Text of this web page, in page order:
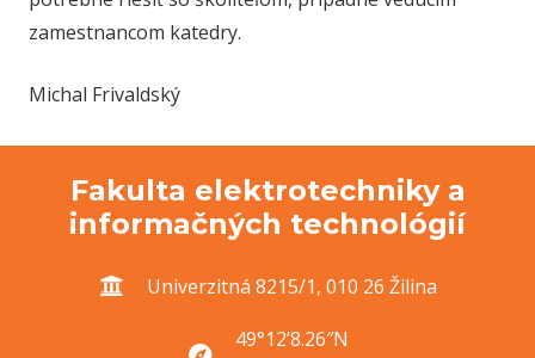
zamestnancom katedry.
Michal Frivaldský
Fakulta elektrotechniky a
informačných technológií
Univerzitná 8215/1, 010 26 Žilina
49°12’8.26″N